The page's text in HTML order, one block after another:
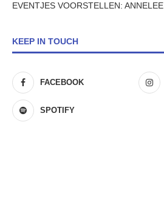
EVENTJES VOORSTELLEN: ANNELEE
KEEP IN TOUCH
FACEBOOK
SPOTIFY